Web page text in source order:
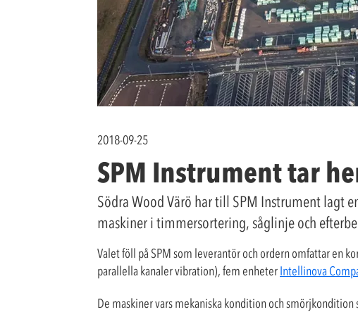
2018-09-25
SPM Instrument tar
Södra Wood Värö har till SPM Instrument lagt
maskiner i timmersortering, såglinje och
Valet föll på SPM som leverantör och ordern omfattar en
parallella kanaler vibration), fem enheterIntellinova
De maskiner vars mekaniska kondition och